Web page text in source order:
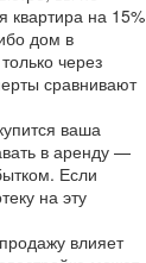
квартира на 15%
дом в
через
сравнивают
ваша
в аренду —
Если
на эту
влияет